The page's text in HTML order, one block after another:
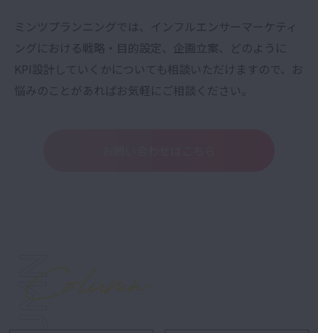
ミンツプランニングでは、インフルエンサーマーケティ
ングにおける戦略・目的設定、企画立案、どのように
KPI設計していくかについても相談いただけますので、お
悩みのことがあれば お気軽にご相談ください。